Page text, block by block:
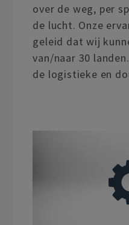
over de weg, per
de lucht. Onze
geleid dat wij
van/naar 30
de logistieke en